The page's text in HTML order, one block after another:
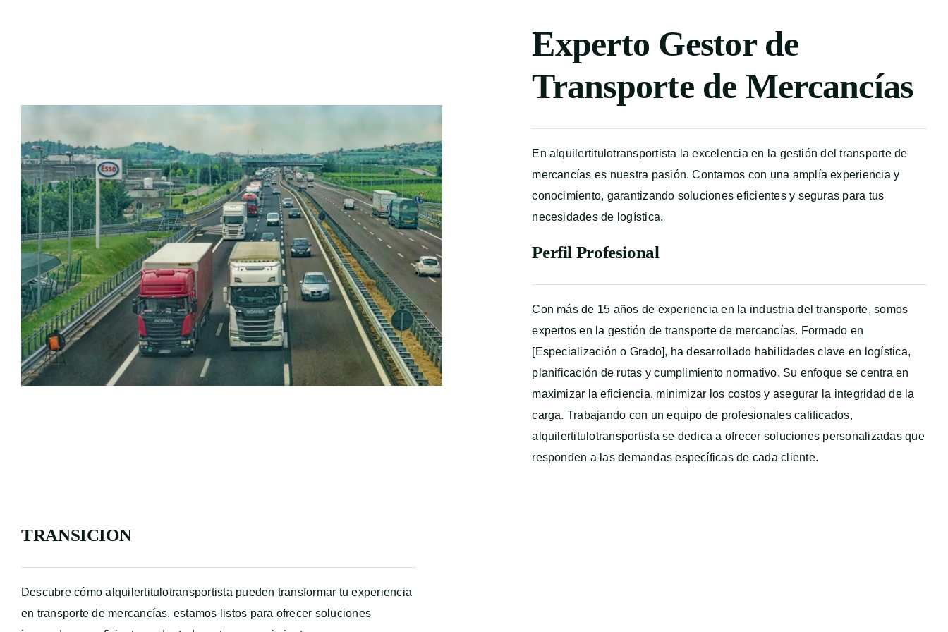
Experto Gestor de
Transporte de Mercancías
En alquilertitulotransportista la excelencia en la gestión del transporte de
mercancías es nuestra pasión. Contamos con una amplía experiencia y
conocimiento, garantizando soluciones eficientes y seguras para tus
necesidades de logística.
Perfil Profesional
Con más de 15 años de experiencia en la industria del transporte, somos
expertos en la gestión de transporte de mercancías. Formado en
[Especialización o Grado], ha desarrollado habilidades clave en logística,
planificación de rutas y cumplimiento normativo. Su enfoque se centra en
maximizar la eficiencia, minimizar los costos y asegurar la integridad de la
carga. Trabajando con un equipo de profesionales calificados,
alquilertitulotransportista se dedica a ofrecer soluciones personalizadas que
responden a las demandas específicas de cada cliente.
TRANSICION
Descubre cómo alquilertitulotransportista pueden transformar tu experiencia
en transporte de mercancías. estamos listos para ofrecer soluciones